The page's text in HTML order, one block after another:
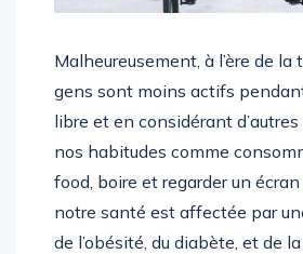
Malheureusement, à l’ère de la
gens sont moins actifs
libre et en considérant
nos habitudes comme
food, boire et regarder un écran
notre santé est affectée par
de l’obésité, du diabète, et de